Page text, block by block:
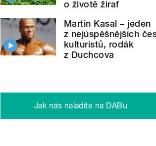
o životě žiraf
Martin Kasal – jeden
z nejúspěšnějších
kulturistů, rodák
z Duchcova
Jak nás naladíte na DABu